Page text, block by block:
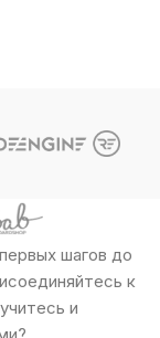
шагов до
к
и